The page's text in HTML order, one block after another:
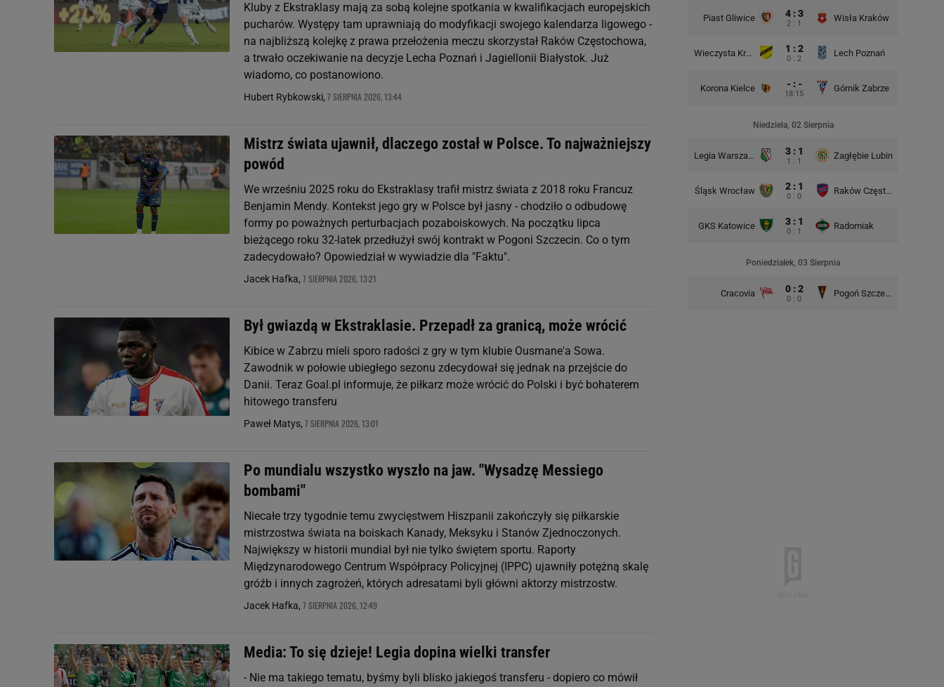
Kluby z Ekstraklasy mają za sobą kolejne spotkania w kwalifikacjach europejskich
pucharów. Występy tam uprawniają do modyfikacji swojego kalendarza ligowego -
na najbliższą kolejkę z prawa przełożenia meczu skorzystał Raków Częstochowa,
a trwało oczekiwanie na decyzje Lecha Poznań i Jagiellonii Białystok. Już
wiadomo, co postanowiono.
Hubert Rybkowski, 7 SIERPNIA 2026, 13:44
Mistrz świata ujawnił, dlaczego został w Polsce. To najważniejszy
powód
We wrześniu 2025 roku do Ekstraklasy trafił mistrz świata z 2018 roku Francuz
Benjamin Mendy. Kontekst jego gry w Polsce był jasny - chodziło o odbudowę
formy po poważnych perturbacjach pozaboiskowych. Na początku lipca
bieżącego roku 32-latek przedłużył swój kontrakt w Pogoni Szczecin. Co o tym
zadecydowało? Opowiedział w wywiadzie dla "Faktu".
Jacek Hafka, 7 SIERPNIA 2026, 13:21
Był gwiazdą w Ekstraklasie. Przepadł za granicą, może wrócić
Kibice w Zabrzu mieli sporo radości z gry w tym klubie Ousmane'a Sowa.
Zawodnik w połowie ubiegłego sezonu zdecydował się jednak na przejście do
Danii. Teraz Goal.pl informuje, że piłkarz może wrócić do Polski i być bohaterem
hitowego transferu
Paweł Matys, 7 SIERPNIA 2026, 13:01
Po mundialu wszystko wyszło na jaw. "Wysadzę Messiego
bombami"
Niecałe trzy tygodnie temu zwycięstwem Hiszpanii zakończyły się piłkarskie
mistrzostwa świata na boiskach Kanady, Meksyku i Stanów Zjednoczonych.
Największy w historii mundial był nie tylko świętem sportu. Raporty
Międzynarodowego Centrum Współpracy Policyjnej (IPPC) ujawniły potężną skalę
gróźb i innych zagrożeń, których adresatami byli główni aktorzy mistrzostw.
Jacek Hafka, 7 SIERPNIA 2026, 12:49
Media: To się dzieje! Legia dopina wielki transfer
- Nie ma takiego tematu, byśmy byli blisko jakiegoś transferu - dopiero co mówił
Piast Gliwice 4 : 3
2 : 1
Wisła Kraków
Wieczysta Kraków 1 : 2
0 : 2
Lech Poznań
Korona Kielce - : -
18:15
Górnik Zabrze
Niedziela, 02 Sierpnia
Legia Warszawa 3 : 1
1 : 1
Zagłębie Lubin
Śląsk Wrocław 2 : 1
0 : 0
Raków Częstochowa
GKS Katowice 3 : 1
0 : 1
Radomiak
Poniedziałek, 03 Sierpnia
Cracovia 0 : 2
0 : 0
Pogoń Szczecin